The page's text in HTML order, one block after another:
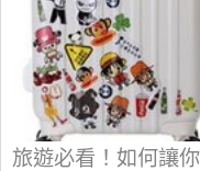
旅遊必看！如何讓